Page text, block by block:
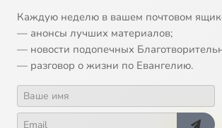
Каждую неделю в вашем почтовом
— анонсы лучших материалов;
— новости подопечных
— разговор о жизни по Евангелию.